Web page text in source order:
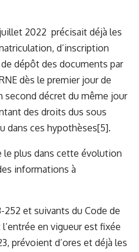
2022 précisait déjà les
d’inscription
dépôt des documents par
dès le premier jour de
second décret du même jour
des droits dus sous
dans ces hypothèses[5].
le plus dans cette évolution
informations à
252 et suivants du Code de
en vigueur est fixée
prévoient d’ores et déjà les